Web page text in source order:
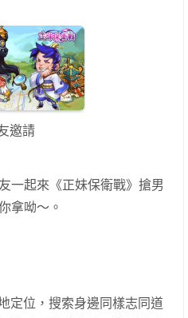
邀請
一起來《正妹保衛戰》搶男
拿呦～。
定位，搜索身邊同樣志同道